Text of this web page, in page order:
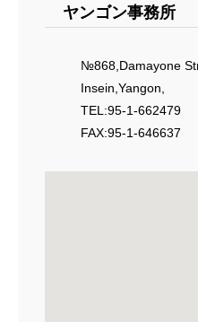
ヤンゴン事務所
№868,Damayone
Insein,Yangon,
TEL:95-1-662479
FAX:95-1-646637